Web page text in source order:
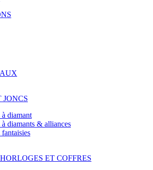
JONCS
à diamant
à diamants & alliances
fantaisies
ET COFFRES